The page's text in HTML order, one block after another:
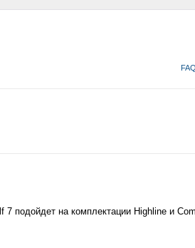
FAQ
подойдет на комплектации Highline и